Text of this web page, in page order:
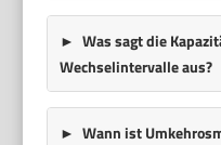
Was sagt die
Wechselintervalle aus?
Wann ist